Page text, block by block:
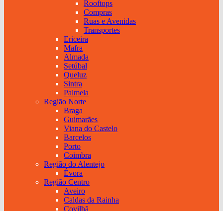
Rooftops
Compras
Ruas e Avenidas
Transportes
Ericeira
Mafra
Almada
Setúbal
Queluz
Sintra
Palmela
Região Norte
Braga
Guimarães
Viana do Castelo
Barcelos
Porto
Coimbra
Região do Alentejo
Évora
Região Centro
Aveiro
Caldas da Rainha
Covilhã